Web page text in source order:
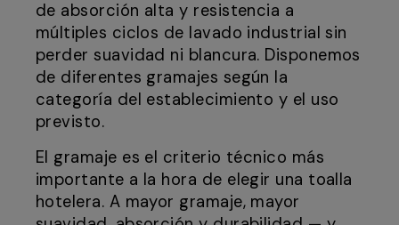
de absorción alta y resistencia a
múltiples ciclos de lavado industrial sin
perder suavidad ni blancura. Disponemos
de diferentes gramajes según la
categoría del establecimiento y el uso
previsto.
El gramaje es el criterio técnico más
importante a la hora de elegir una toalla
hotelera. A mayor gramaje, mayor